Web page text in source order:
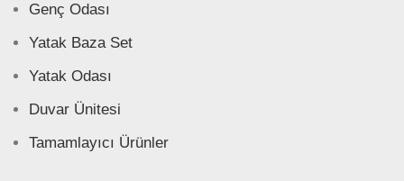
Genç Odası
Yatak Baza Set
Yatak Odası
Duvar Ünitesi
Tamamlayıcı Ürünler